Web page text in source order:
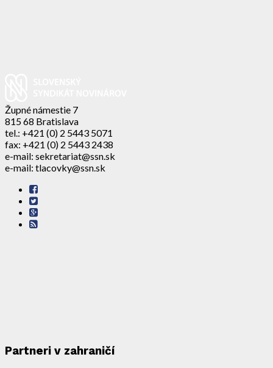
Župné námestie 7
815 68 Bratislava
tel.: +421 (0) 2 5443 5071
fax: +421 (0) 2 5443 2438
e-mail: sekretariat@ssn.sk
e-mail: tlacovky@ssn.sk
Partneri v zahraničí